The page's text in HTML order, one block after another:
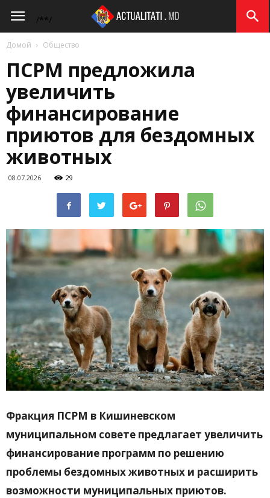
/**/
Actualitati.md
Домой Общество
ПСРМ предложила
увеличить
финансирование
приютов для бездомных
животных
08.07.2026 29
Фракция ПСРМ в Кишиневском
муниципальном совете предлагает увеличить
финансирование программ по решению
проблемы бездомных животных и расширить
возможности муниципальных приютов.